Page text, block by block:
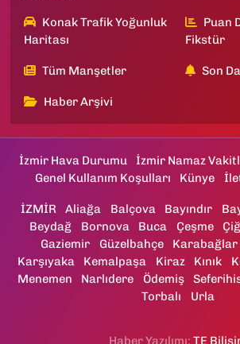
Konak Trafik Yoğunluk
Haritası
Puan
Fikstür
Tüm Manşetler Son
Haber Arşivi
İzmir Hava Durumu İzmir Namaz
Genel Kullanım Koşulları
Künye
İZMİR Aliağa Balçova Bayındır
Beydağ
Bornova Buca Çeşme
Gaziemir
Güzelbahçe Karabağlar
Karşıyaka
Kemalpaşa Kiraz Kınık
Menemen
Narlıdere Ödemiş
Torbalı
Urla